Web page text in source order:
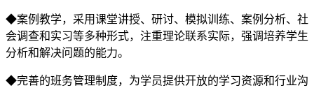
◆案例教学，采用课堂讲授、研讨、模拟训练、案例分析、社
会调查和实习等多种形式，注重理论联系实际，强调培养学生
分析和解决问题的能力。
◆完善的班务管理制度，为学员提供开放的学习资源和行业沟